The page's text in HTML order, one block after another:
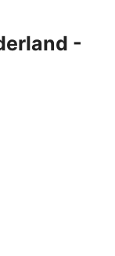
-